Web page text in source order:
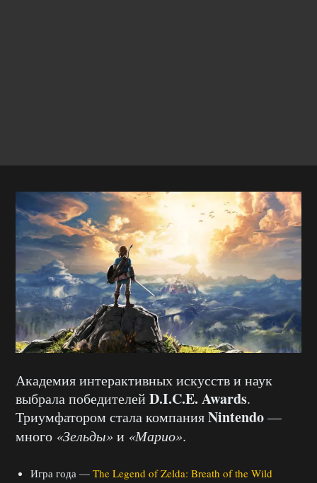
Академия интерактивных искусств и наук
выбрала победителей D.I.C.E. Awards.
Триумфатором стала компанияNintendo—
много «Зельды»и «Марио».
Игра года — The Legend of Zelda: Breath of the Wild